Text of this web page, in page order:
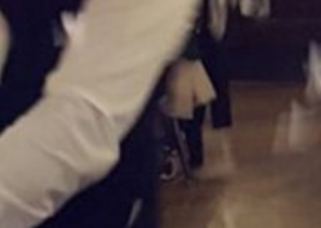
Teilen Melden
Folge uns
Instagram